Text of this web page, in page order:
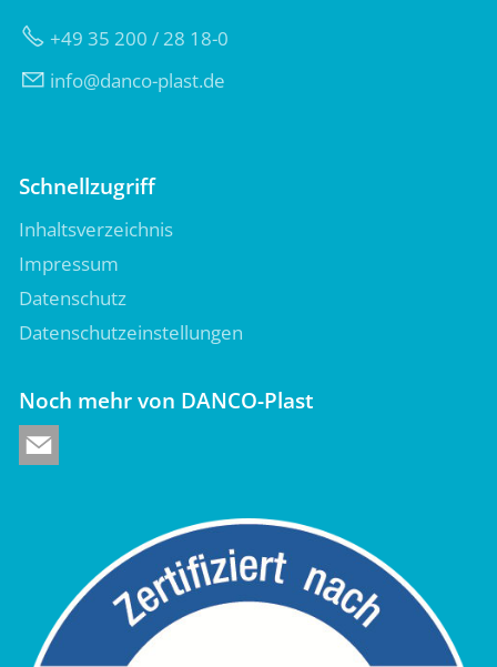
+49 35 200 / 28 18-0
nf
d nc -pl st d
Schnellzugriff
Inhaltsverzeichnis
Impressum
Datenschutz
Datenschutzeinstellungen
Noch mehr von DANCO-Plast